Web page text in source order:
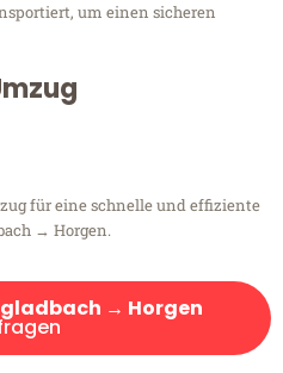
um einen sicheren
für eine schnelle und effiziente
→ Horgen.
→ Horgen